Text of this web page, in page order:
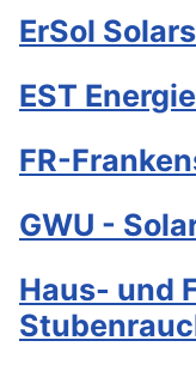
ErSol
EST
FR-
GWU -
Haus- und